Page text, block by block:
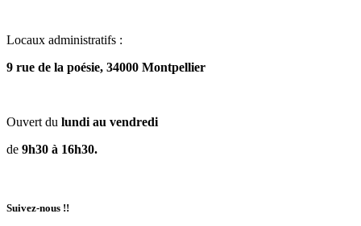
Locaux administratifs :
9 rue de la poésie, 34000 Montpellier
Ouvert du lundi au vendredi
de 9h30 à 16h30.
Suivez-nous !!